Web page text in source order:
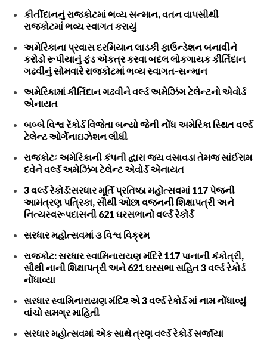
કીર્તીદાનનું રાજકોટમાં ભવ્ય સન્માન, વતન વાપસીથી
રાજકોટમાં ભવ્ય સ્વાગત કરાયું
અમેરિકાના પ્રવાસ દરમિયાન લાડકી ફાઉન્ડેશન બનાવીને
કરોડો રૂપીયાનું ફંડ એકત્ર કરવા બદલ લોકગાયક કીર્તિદાન
ગઢવીનું સોમવારે રાજકોટમાં ભવ્ય સ્વાગત-સન્માન
અમેરિકામાં કીર્તિદાન ગઢવીને વર્લ્ડ અમેઝિંગ ટેલેન્ટનો એવોર્ડ
એનાયત
બબ્બે વિશ્વ રૅકોર્ડ વિજેતા બન્યો જેની નોંધ અમેરિકા સ્થિત વર્લ્ડ
ટેલેન્ટ ઓર્ગેનાઇઝેશન લીધી
રાજકોટઃ અમેરિકાની કંપની દ્વારા જય વસાવડા તેમજ સાંઈરામ
દવેને વર્લ્ડ અમેઝિંગ ટેલેન્ટ એવોર્ડ એનાયત
3 વર્લ્ડ રેકોર્ડ:સરધાર મૂર્તિ પ્રતિષ્ઠા મહોત્સવમાં 117 પેજની
આમંત્રણ પત્રિકા, સૌથી ઓછા વજનની શિક્ષાપત્રી અને
નિત્યસ્વરૂપદાસની 621 ઘરસભાનો વર્લ્ડ રેકોર્ડ
સરધાર મહોત્સવમાં ૩ વિશ્વ વિક્રમ
રાજકોટ: સરધાર સ્વામિનારાયણ મંદિરે 117 પાનાની કંકોત્રી,
સૌથી નાની શિક્ષાપત્રી અને 621 ઘરસભા સહિત 3 વર્લ્ડ રેકોર્ડ
નોંધાવ્યા
સરધાર સ્વામિનારાયણ મંદિ૨ એ 3 વર્લ્ડ રેકોર્ડ માં નામ નોંધાવ્યું
વાંચો સમગ્ર માહિતી
સરધાર મહોત્સવમાં એક સાથે ત્રણ વર્લ્ડ રેકોર્ડ સર્જાયા